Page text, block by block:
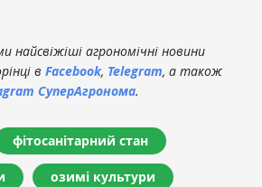
найсвіжіші агрономічні новини
в Facebook, Telegram, а також
СуперАгронома.
фітосанітарний стан
озимі культури